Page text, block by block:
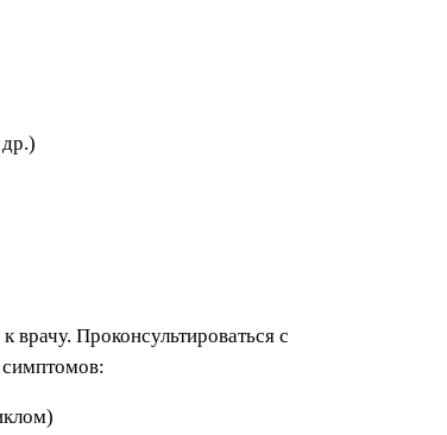
Проконсультироваться с
симптомов: